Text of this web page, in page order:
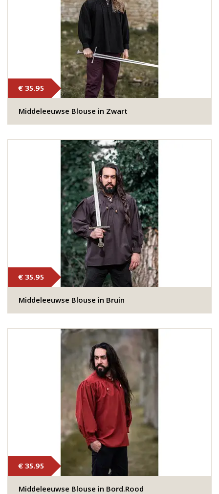
€ 35.95
Middeleeuwse Blouse in Zwart
€ 35.95
Middeleeuwse Blouse in Bruin
€ 35.95
Middeleeuwse Blouse in Bord.Rood